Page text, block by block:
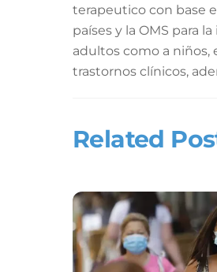
terapeutico con base
países y la OMS para
adultos como a niños,
trastornos clínicos,
Related